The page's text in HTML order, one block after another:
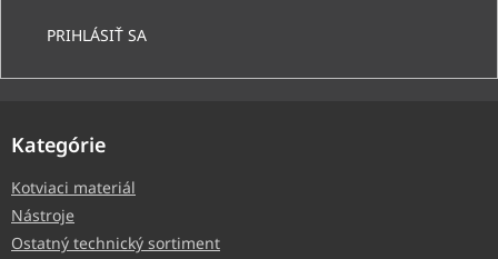
PRIHLÁSIŤ SA
Kategórie
Kotviaci materiál
Nástroje
Ostatný technický sortiment